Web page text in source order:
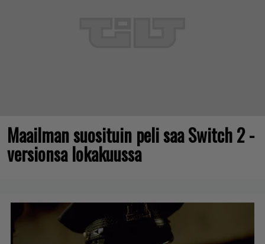
Maailman suosituin peli saa Switch 2 -
versionsa lokakuussa